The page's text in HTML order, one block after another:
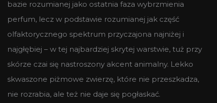
bazie rozumianej jako ostatnia faza wybrzmienia
perfum, lecz w podstawie rozumianej jak część
olfaktorycznego spektrum przyczajona najniżej i
najgłębiej – w tej najbardziej skrytej warstwie, tuż przy
skórze czai się nastroszony akcent animalny. Lekko
skwaszone piżmowe zwierzę, które nie przeszkadza,
nie rozrabia, ale też nie daje się pogłaskać.